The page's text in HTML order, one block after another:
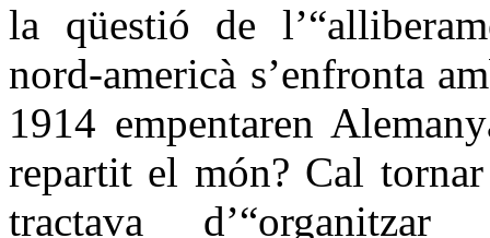
la qüestió de
nord-americà s’enfronta
1914 empentaren
repartit el món? Cal
tractava